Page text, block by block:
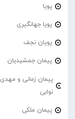
پویا
پویا جهانگیری
پویان نجف
پیمان جمشیدیان
پیمان زمانی و مهدی
نوابی
پیمان ملکی